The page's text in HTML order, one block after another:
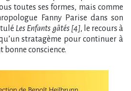
toutes ses formes, mais comme
Fanny Parise dans son
Les Enfants gâtés [4], le recours à
stratagème pour continuer à
bonne conscience.